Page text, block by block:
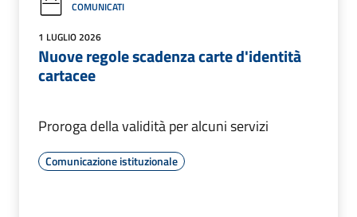
COMUNICATI
1 LUGLIO 2026
Nuove regole scadenza carte d'identità
cartacee
Proroga della validità per alcuni servizi
Comunicazione istituzionale